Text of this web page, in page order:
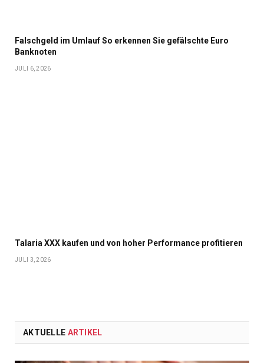
Falschgeld im Umlauf So erkennen Sie gefälschte Euro
Banknoten
JULI 6, 2026
Talaria XXX kaufen und von hoher Performance profitieren
JULI 3, 2026
AKTUELLE ARTIKEL